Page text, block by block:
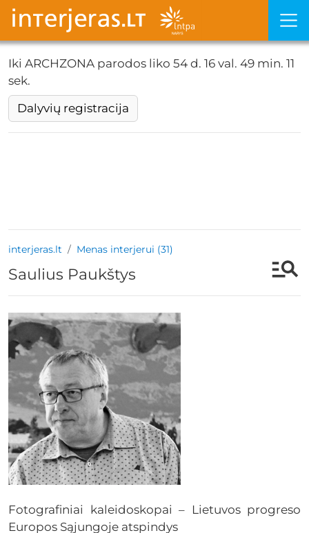
Iki ARCHZONA parodos liko 54 d. 16 val. 49 min. 10
sek.
Dalyvių registracija
interjeras.lt Menas interjerui (31)
Saulius Paukštys
Fotografiniai kaleidoskopai – Lietuvos progreso
Europos Sąjungoje atspindys